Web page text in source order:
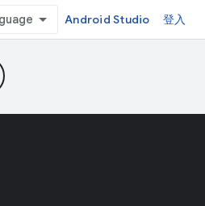
Android Studio 登入